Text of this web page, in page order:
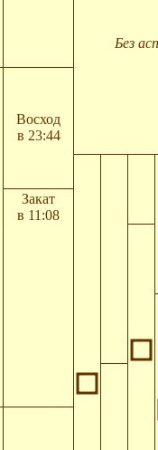
Без
Восход
в 23:44
Закат
в 11:08